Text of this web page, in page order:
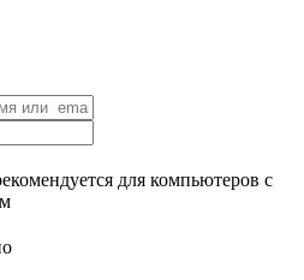
для компьютеров с